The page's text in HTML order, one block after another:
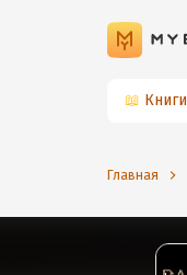
📖 Книги
Главная